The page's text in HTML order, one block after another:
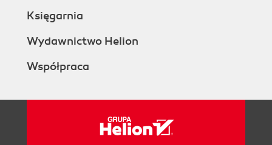
Księgarnia
Wydawnictwo Helion
Współpraca